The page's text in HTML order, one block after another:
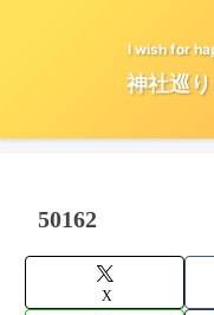
I wish for
神社巡
50162
X